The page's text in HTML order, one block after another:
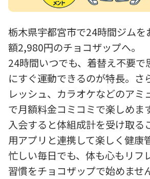
栃木県宇都宮市で24時間ジムを
額2,980円のチョコザップへ。
24時間いつでも、着替え不要で
にすぐ運動できるのが特長。さ
レッシュ、カラオケなどのアミ
で月額料金コミコミで楽しめま
入会すると体組成計を受け取る
用アプリと連携して楽しく健康
忙しい毎日でも、体も心もリフ
習慣をチョコザップで始めませ